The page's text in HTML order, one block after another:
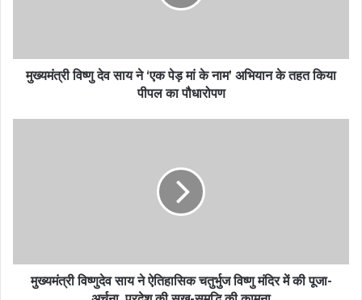
मुख्यमंत्री विष्णु देव साय ने ‘एक पेड़ मां के नाम’ अभियान के तहत किया
पीपल का पौधारोपण
मुख्यमंत्री विष्णुदेव साय ने ऐतिहासिक चतुर्भुज विष्णु मंदिर में की पूजा-